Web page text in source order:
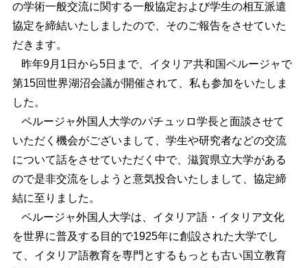
の学術一般交流に関する一般協定および学生の相互派遣
協定を締結いたしましたので、そのご報告をさせていた
だきます。
昨年9月1日から5日まで、イタリア共和国ペルージャで
第15回世界湖沼会議が開催されて、私も参加をいたしま
した。
ペルージャ外国人大学のパチュッロ学長と面談させて
いただく機会がございまして、学生や研究者などの交流
について話をさせていただく中で、滋賀県立大学がある
ので是非交流をしようと意気投合いたしまして、協定締
結に至りました。
ペルージャ外国人大学は、イタリア語・イタリア文化
を世界に普及する目的で1925年に創設された大学でし
て、イタリア語教育を専門とするもっとも古い国立教育